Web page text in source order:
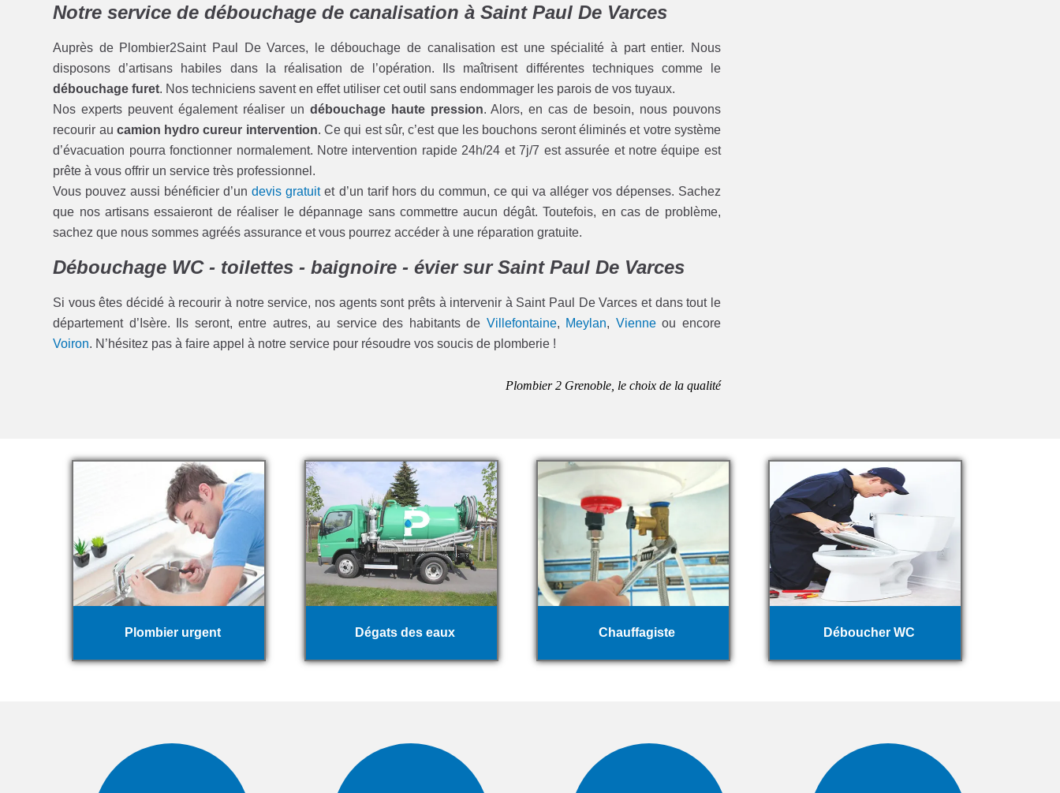
Notre service de débouchage de canalisation à Saint Paul De Varces
Auprès de Plombier2Saint Paul De Varces, le débouchage de canalisation est une spécialité à part entier. Nous
disposons d’artisans habiles dans la réalisation de l’opération. Ils maîtrisent différentes techniques comme le
débouchage furet. Nos techniciens savent en effet utiliser cet outil sans endommager les parois de vos tuyaux.
Nos experts peuvent également réaliser un débouchage haute pression. Alors, en cas de besoin, nous pouvons
recourir au camion hydro cureur intervention. Ce qui est sûr, c’est que les bouchons seront éliminés et votre système
d’évacuation pourra fonctionner normalement. Notre intervention rapide 24h/24 et 7j/7 est assurée et notre équipe est
prête à vous offrir un service très professionnel.
Vous pouvez aussi bénéficier d’undevis gratuitet d’un tarif hors du commun, ce qui va alléger vos dépenses. Sachez
que nos artisans essaieront de réaliser le dépannage sans commettre aucun dégât. Toutefois, en cas de problème,
sachez que nous sommes agréés assurance et vous pourrez accéder à une réparation gratuite.
Débouchage WC - toilettes - baignoire - évier sur Saint Paul De Varces
Si vous êtes décidé à recourir à notre service, nos agents sont prêts à intervenir à Saint Paul De Varces et dans tout le
département d’Isère. Ils seront, entre autres, au service des habitants de Villefontaine, Meylan, Vienneou encore
Voiron. N’hésitez pas à faire appel à notre service pour résoudre vos soucis de plomberie !
Plombier 2 Grenoble, le choix de la qualité
Plombier urgent Dégats des eaux Chauffagiste Déboucher WC